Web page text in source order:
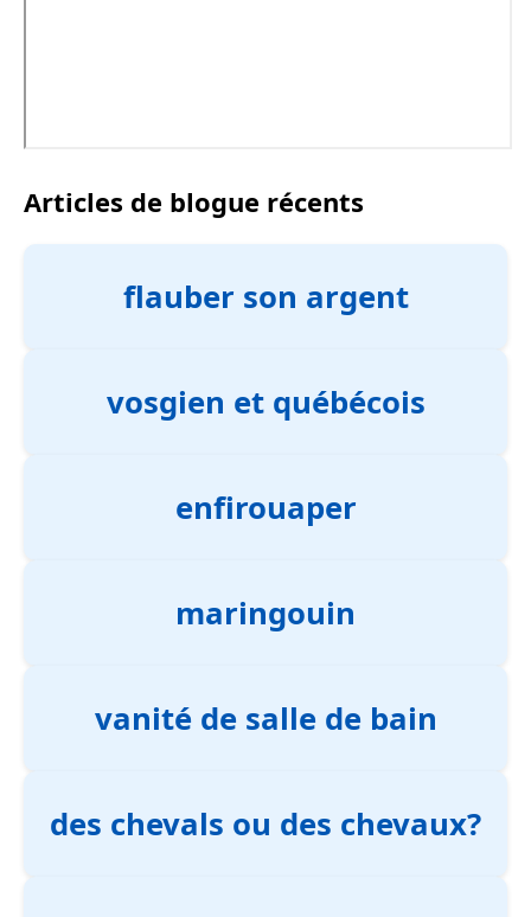
Articles de blogue récents
flauber son argent
vosgien et québécois
enfirouaper
maringouin
vanité de salle de bain
des chevals ou des chevaux?